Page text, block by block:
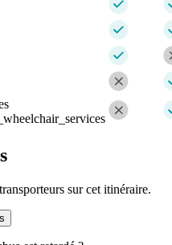
sur cet itinéraire.